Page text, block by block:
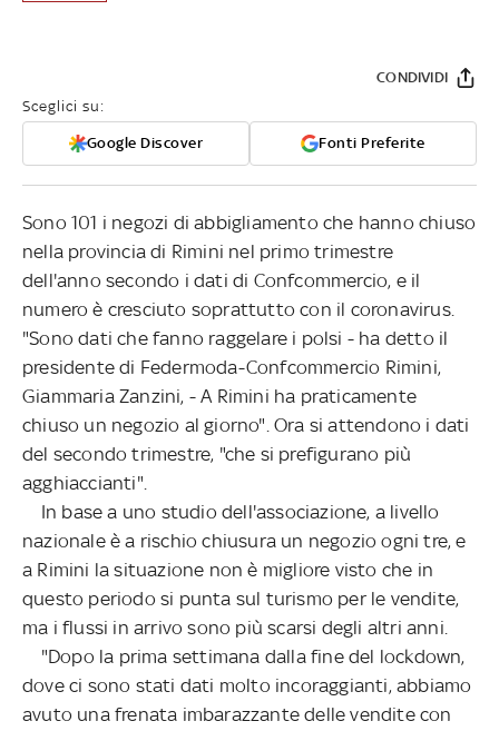
Sceglici su:
Google Discover Fonti Preferite
CONDIVIDI
Sono 101 i negozi di abbigliamento che hanno chiuso
nella provincia di Rimini nel primo trimestre
dell'anno secondo i dati di Confcommercio, e il
numero è cresciuto soprattutto con il coronavirus.
"Sono dati che fanno raggelare i polsi - ha detto il
presidente di Federmoda-Confcommercio Rimini,
Giammaria Zanzini, - A Rimini ha praticamente
chiuso un negozio al giorno". Ora si attendono i dati
del secondo trimestre, "che si prefigurano più
agghiaccianti".
In base a uno studio dell'associazione, a livello
nazionale è a rischio chiusura un negozio ogni tre, e
a Rimini la situazione non è migliore visto che in
questo periodo si punta sul turismo per le vendite,
ma i flussi in arrivo sono più scarsi degli altri anni.
"Dopo la prima settimana dalla fine del lockdown,
dove ci sono stati dati molto incoraggianti, abbiamo
avuto una frenata imbarazzante delle vendite con